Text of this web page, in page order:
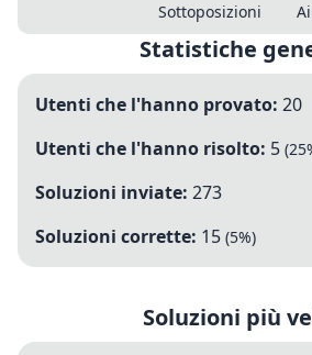
Sottoposizioni
Statistiche
Utenti che l'hanno provato: 20
Utenti che l'hanno risolto: 5 (25
Soluzioni inviate: 273
Soluzioni corrette: 15 (5%)
Soluzioni più